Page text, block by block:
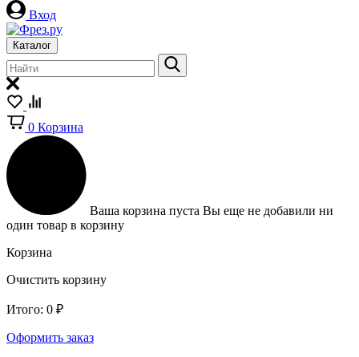
Вход
Каталог
0 Корзина
Ваша корзина пуста Вы еще не добавили ни
один товар в корзину
Корзина
Очистить корзину
Итого: 0 ₽
Оформить заказ